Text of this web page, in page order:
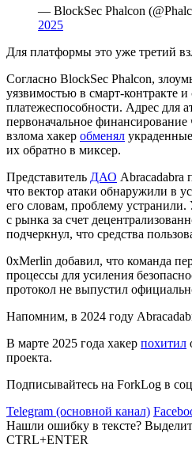
— BlockSec Phalcon
2025
Для платформы это уже третий
Согласно BlockSec Phalcon,
уязвимостью в смарт-контракте
платежеспособности. Адрес для
первоначальное финансирование
взлома хакер обменял
их обратно в миксер.
Представитель ДАО Abracadabra
что вектор атаки обнаружили в
его словам, проблему
с рынка за счет
подчеркнул, что средства
0xMerlin добавил, что команда
процессы для усиления
протокол не выпустил
Напомним, в 2024 году
В марте 2025 года хакер похитил
проекта.
Подписывайтесь на ForkLog в
Telegram (основной канал)
Нашли ошибку в тексте?
CTRL+ENTER